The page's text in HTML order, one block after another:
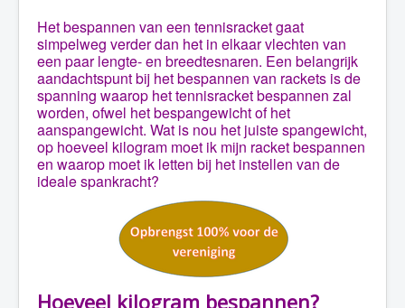
Het bespannen van een tennisracket gaat
simpelweg verder dan het in elkaar vlechten van
een paar lengte- en breedtesnaren. Een belangrijk
aandachtspunt bij het bespannen van rackets is de
spanning waarop het tennisracket bespannen zal
worden, ofwel het bespangewicht of het
aanspangewicht. Wat is nou het juiste spangewicht,
op hoeveel kilogram moet ik mijn racket bespannen
en waarop moet ik letten bij het instellen van de
ideale spankracht?
Hoeveel kilogram bespannen?